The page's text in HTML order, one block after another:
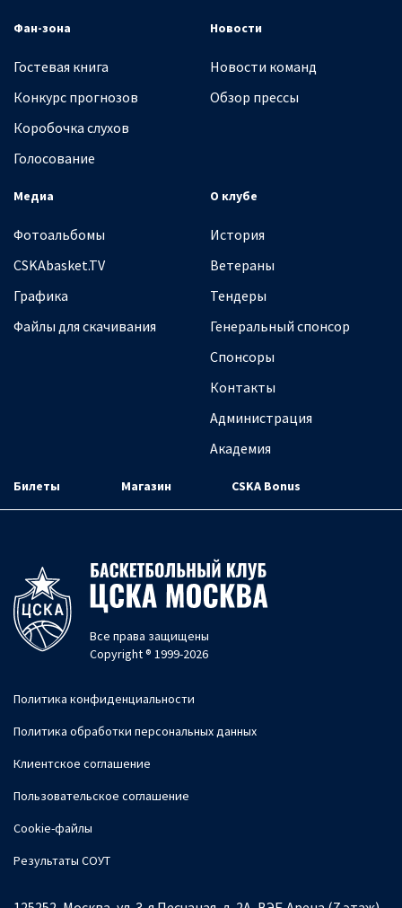
Фан-зона
Гостевая книга
Конкурс прогнозов
Коробочка слухов
Голосование
Новости
Новости команд
Обзор прессы
Медиа
Фотоальбомы
CSKAbasket.TV
Графика
Файлы для скачивания
О клубе
История
Ветераны
Тендеры
Генеральный спонсор
Спонсоры
Контакты
Администрация
Академия
Билеты Магазин CSKA Bonus
Все права защищены
Copyright ® 1999-2026
Политика конфиденциальности
Политика обработки персональных данных
Клиентское соглашение
Пользовательское соглашение
Cookie-файлы
Результаты СОУТ